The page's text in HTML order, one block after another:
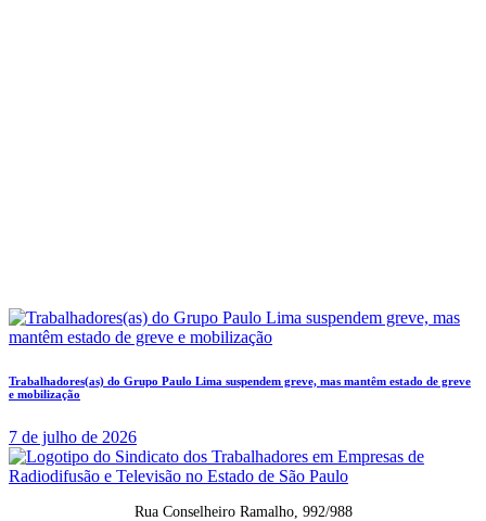
Trabalhadores(as) do Grupo Paulo Lima suspendem greve, mas mantêm estado de greve
e mobilização
7 de julho de 2026
Rua Conselheiro Ramalho, 992/988